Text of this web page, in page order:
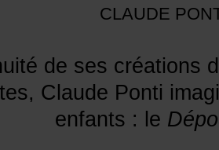
CLAUDE
de ses créations
Claude Ponti
enfants : le